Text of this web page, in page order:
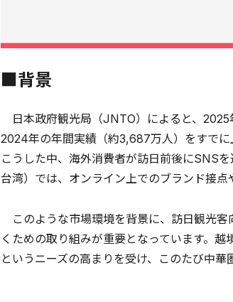
■背景
日本政府観光局（JNTO）によると、2025
2024年の年間実績（約3,687万人）をすでに
こうした中、海外消費者が訪日前後にSNS
台湾）では、オンライン上でのブランド接点
このような市場環境を背景に、訪日観光客
くための取り組みが重要となっています。
というニーズの高まりを受け、このたび中華